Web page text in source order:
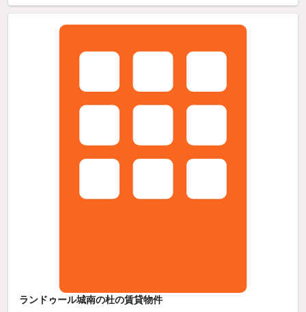
ランドゥール城南の杜の賃貸物件